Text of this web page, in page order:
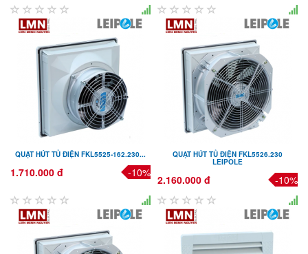
QUẠT HÚT TỦ ĐIỆN FKL5525-162.230...
1.710.000 đ -10%
QUẠT HÚT TỦ ĐIỆN FKL5526.230
LEIPOLE
2.160.000 đ -10%